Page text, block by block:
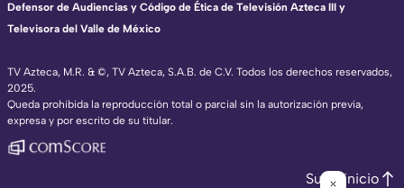
TV Azteca, M.R. & ©, TV Azteca, S.A.B. de C.V. Todos los derechos reservados,
2025.
Queda prohibida la reproducción total o parcial sin la autorización previa,
expresa y por escrito de su titular.
Defensor de Audiencias y Código de Ética de Televisión Azteca III y
Televisora del Valle de México
Subir inicio